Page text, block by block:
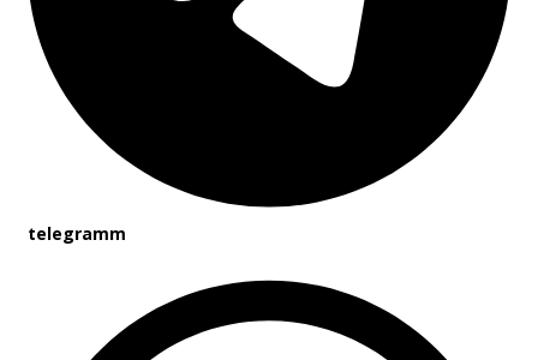
telegramm